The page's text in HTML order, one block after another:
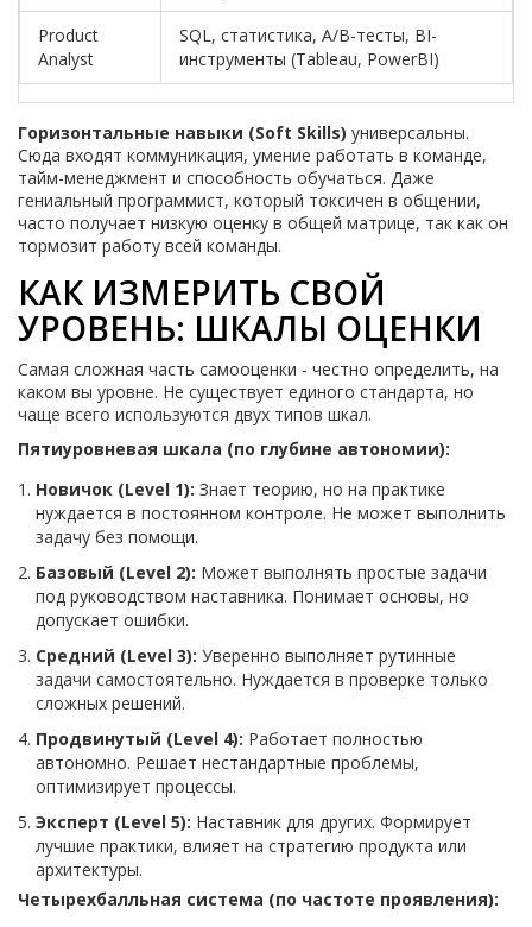
Product
Analyst
SQL, статистика, A/B-тесты, BI-
инструменты (Tableau, PowerBI)
Горизонтальные навыки (Soft Skills) универсальны.
Сюда входят коммуникация, умение работать в команде,
тайм-менеджмент и способность обучаться. Даже
гениальный программист, который токсичен в общении,
часто получает низкую оценку в общей матрице, так как он
тормозит работу всей команды.
КАК ИЗМЕРИТЬ СВОЙ
УРОВЕНЬ: ШКАЛЫ ОЦЕНКИ
Самая сложная часть самооценки - честно определить, на
каком вы уровне. Не существует единого стандарта, но
чаще всего используются двух типов шкал.
Пятиуровневая шкала (по глубине автономии):
Новичок (Level 1): Знает теорию, но на практике
нуждается в постоянном контроле. Не может выполнить
задачу без помощи.
Базовый (Level 2): Может выполнять простые задачи
под руководством наставника. Понимает основы, но
допускает ошибки.
Средний (Level 3): Уверенно выполняет рутинные
задачи самостоятельно. Нуждается в проверке только
сложных решений.
Продвинутый (Level 4): Работает полностью
автономно. Решает нестандартные проблемы,
оптимизирует процессы.
Эксперт (Level 5): Наставник для других. Формирует
лучшие практики, влияет на стратегию продукта или
архитектуры.
Четырехбалльная система (по частоте проявления):